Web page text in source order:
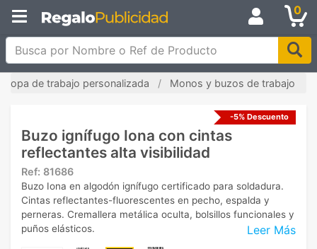
0
Busca por Nombre o Ref de Producto
Ropa de trabajo personalizada Monos y buzos de trabajo
-5% Descuento
Buzo ignífugo Iona con cintas
reflectantes alta visibilidad
Ref: 81686
Leer Más
Buzo Iona en algodón ignífugo certificado para soldadura.
Cintas reflectantes-fluorescentes en pecho, espalda y
perneras. Cremallera metálica oculta, bolsillos funcionales y
puños elásticos.